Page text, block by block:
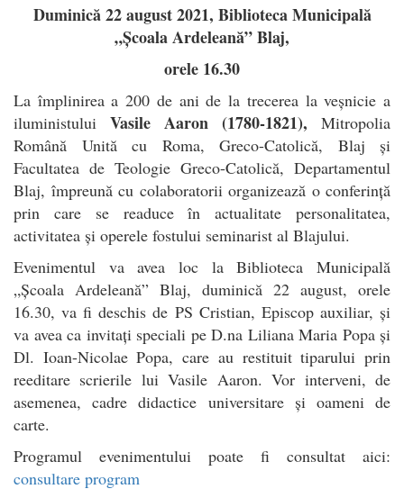
Duminică 22 august 2021, Biblioteca Municipală
„Școala Ardeleană” Blaj,
orele 16.30
La împlinirea a 200 de ani de la trecerea la veșnicie a
iluministului Vasile Aaron (1780-1821), Mitropolia
Română Unită cu Roma, Greco-Catolică, Blaj și
Facultatea de Teologie Greco-Catolică, Departamentul
Blaj, împreună cu colaboratorii organizează o conferință
prin care se readuce în actualitate personalitatea,
activitatea și operele fostului seminarist al Blajului.
Evenimentul va avea loc la Biblioteca Municipală
„Școala Ardeleană” Blaj, duminică 22 august, orele
16.30, va fi deschis de PS Cristian, Episcop auxiliar, și
va avea ca invitați speciali pe D.na Liliana Maria Popa și
Dl. Ioan-Nicolae Popa, care au restituit tiparului prin
reeditare scrierile lui Vasile Aaron. Vor interveni, de
asemenea, cadre didactice universitare și oameni de
carte.
Programul evenimentului poate fi consultat aici:
consultare program